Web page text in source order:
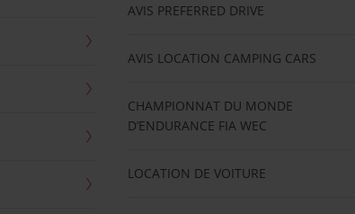
AVIS PREFERRED DRIVE
AVIS LOCATION CAMPING CARS
CHAMPIONNAT DU MONDE
D’ENDURANCE FIA WEC
LOCATION DE VOITURE